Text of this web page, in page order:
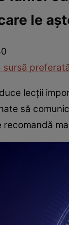
le
lecții
să